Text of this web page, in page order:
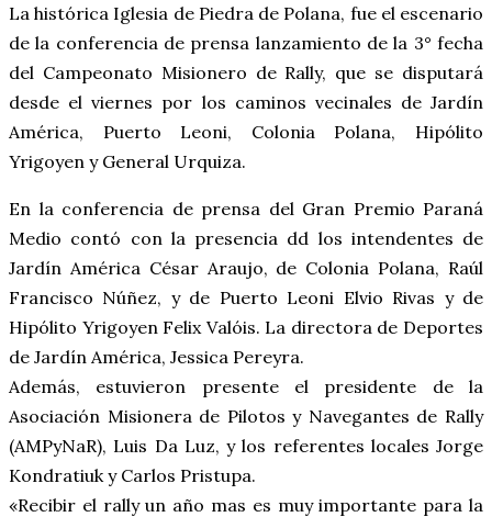
La histórica Iglesia de Piedra de Polana, fue el escenario
de la conferencia de prensa lanzamiento de la 3° fecha
del Campeonato Misionero de Rally, que se disputará
desde el viernes por los caminos vecinales de Jardín
América, Puerto Leoni, Colonia Polana, Hipólito
Yrigoyen y General Urquiza.
En la conferencia de prensa del Gran Premio Paraná
Medio contó con la presencia dd los intendentes de
Jardín América César Araujo, de Colonia Polana, Raúl
Francisco Núñez, y de Puerto Leoni Elvio Rivas y de
Hipólito Yrigoyen Felix Valóis. La directora de Deportes
de Jardín América, Jessica Pereyra.
Además, estuvieron presente el presidente de la
Asociación Misionera de Pilotos y Navegantes de Rally
(AMPyNaR), Luis Da Luz, y los referentes locales Jorge
Kondratiuk y Carlos Pristupa.
«Recibir el rally un año mas es muy importante para la